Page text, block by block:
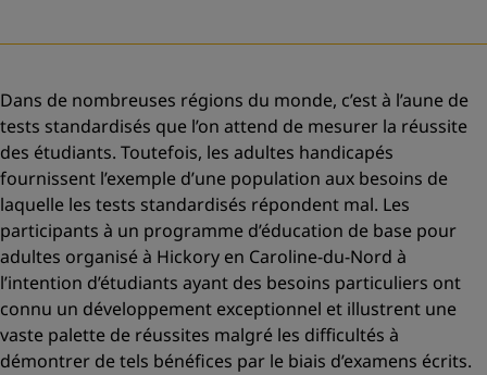
Dans de nombreuses régions du monde, c’est à l’aune de
tests standardisés que l’on attend de mesurer la réussite
des étudiants. Toutefois, les adultes handicapés
fournissent l’exemple d’une population aux besoins de
laquelle les tests standardisés répondent mal. Les
participants à un programme d’éducation de base pour
adultes organisé à Hickory en Caroline-du-Nord à
l’intention d’étudiants ayant des besoins particuliers ont
connu un développement exceptionnel et illustrent une
vaste palette de réussites malgré les difficultés à
démontrer de tels bénéfices par le biais d’examens écrits.